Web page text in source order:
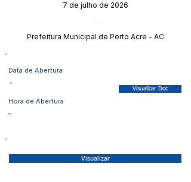
7 de julho de 2026
Prefeitura Municipal de Porto Acre - AC
Data de Abertura
-
Hora de Abertura
Visualizar Doc
-
Visualizar